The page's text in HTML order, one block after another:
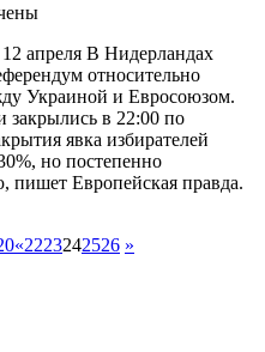
апреля В Нидерландах
относительно
Украиной и Евросоюзом.
закрылись в 22:00 по
явка избирателей
но постепенно
пишет Европейская правда.
«2223242526 »